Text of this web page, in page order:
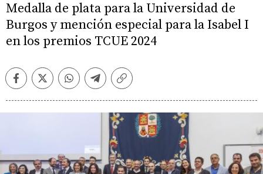
Medalla de plata para la Universidad de
Burgos y mención especial para la Isabel I
en los premios TCUE 2024
FacebookTwitterWhatsappTelegramCopiar